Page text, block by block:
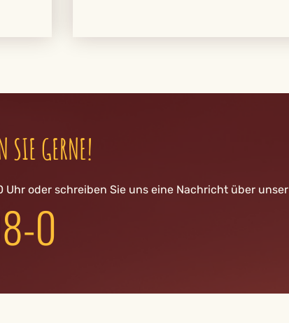
SIE GERNE!
oder schreiben Sie uns eine Nachricht über unser
0